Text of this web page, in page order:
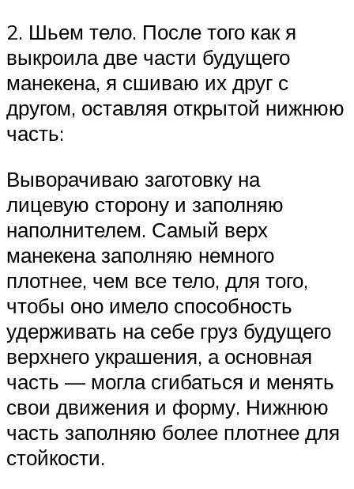
2. Шьем тело. После того как я
выкроила две части будущего
манекена, я сшиваю их друг с
другом, оставляя открытой нижнюю
часть:
Выворачиваю заготовку на
лицевую сторону и заполняю
наполнителем. Самый верх
манекена заполняю немного
плотнее, чем все тело, для того,
чтобы оно имело способность
удерживать на себе груз будущего
верхнего украшения, а основная
часть — могла сгибаться и менять
свои движения и форму. Нижнюю
часть заполняю более плотнее для
стойкости.